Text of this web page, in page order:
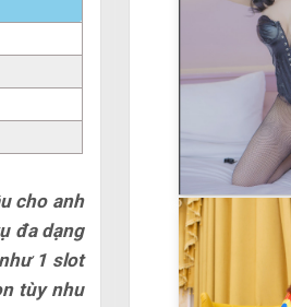
cho anh
đa dạng
1 slot
tùy nhu